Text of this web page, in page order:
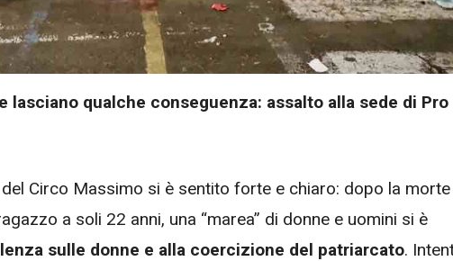
qualche conseguenza: assalto alla sede di Pro
Circo Massimo si è sentito forte e chiaro: dopo la morte
a soli 22 anni, una “marea” di donne e uomini si è
sulle donne e alla coercizione del patriarcato.